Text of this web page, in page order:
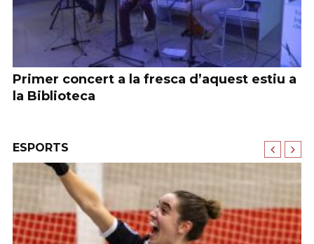
Primer concert a la fresca d’aquest estiu a
la Biblioteca
ESPORTS